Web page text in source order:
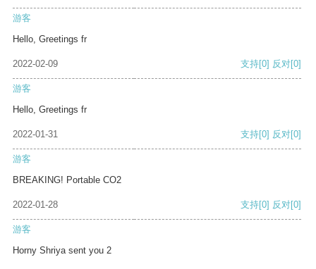
游客
Hello, Greetings fr
2022-02-09 支持[0] 反对[0]
游客
Hello, Greetings fr
2022-01-31 支持[0] 反对[0]
游客
BREAKING! Portable CO2
2022-01-28 支持[0] 反对[0]
游客
Horny Shriya sent you 2